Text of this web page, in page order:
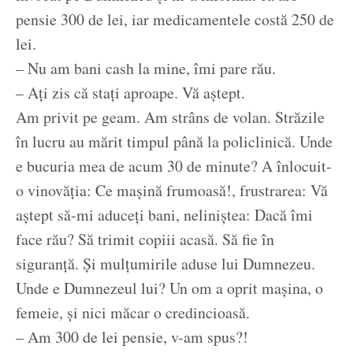
pensie 300 de lei, iar medicamentele costă 250 de
lei.
– Nu am bani cash la mine, îmi pare rău.
– Ați zis că stați aproape. Vă aștept.
Am privit pe geam. Am strâns de volan. Străzile
în lucru au mărit timpul până la policlinică. Unde
e bucuria mea de acum 30 de minute? A înlocuit-
o vinovăția: Ce mașină frumoasă!, frustrarea: Vă
aștept să-mi aduceți bani, neliniștea: Dacă îmi
face rău? Să trimit copiii acasă. Să fie în
siguranță. Și mulțumirile aduse lui Dumnezeu.
Unde e Dumnezeul lui? Un om a oprit mașina, o
femeie, și nici măcar o credincioasă.
– Am 300 de lei pensie, v-am spus?!